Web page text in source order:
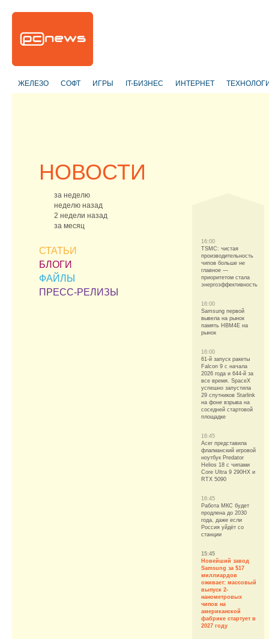
ЖЕЛЕЗО СОФТ ИГРЫ IT-БИЗНЕС ИНТЕРНЕТ
НОВОСТИ
за неделю
неделю назад
2 недели назад
за месяц
СТАТЬИ
БЛОГИ
ФАЙЛЫ
ПРЕСС-РЕЛИЗЫ
16:00
TSMC: чистая
производительность
чипов больше не
главное —
приоритетом стала
энергоэффективность
16:00
Samsung первой
вывела на рынок
память HBM4E на
рынок
16:00
61-й запуск ракеты
Falcon 9 с начала
2026 года и 644-й за
все время. SpaceX
успешно запустила
29 спутников Starlink
на фоне взрыва на
соседней стартовой
площадке
16:45
Acer представила
флагманский игровой
ноутбук Predator
Helios 18 с чипами
Core Ultra 9 290HX и
RTX 5090
16:45
Работа МКС будет
продлена до 2030
года, даже если
Россия уйдёт со
станции
15:45
Новейший завод
Samsung за $17
миллиардов
оживает: массовый
выпуск 2-
нанометровых
чипов на
американской
фабрике стартует в
2027 году